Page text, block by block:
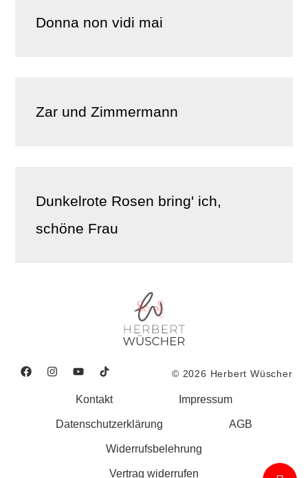
Donna non vidi mai
Zar und Zimmermann
Dunkelrote Rosen bring' ich,
schöne Frau
© 2026 Herbert Wüscher
Kontakt Impressum
Datenschutzerklärung AGB
Widerrufsbelehrung
Vertrag widerrufen